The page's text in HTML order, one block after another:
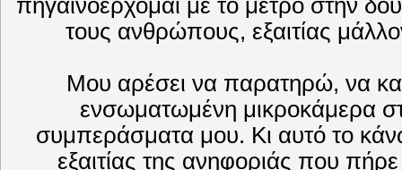
πηγαινοέρχομαι με το μετρό στην
τους ανθρώπους, εξαιτίας
Μου αρέσει να παρατηρώ, να
ενσωματωμένη μικροκάμερα
συμπεράσματα μου. Κι αυτό το
εξαιτίας της ανηφοριάς που πήρε